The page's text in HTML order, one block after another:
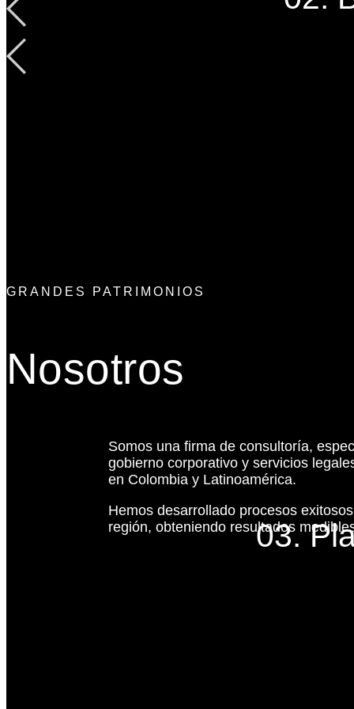
03.
GRANDES PATRIMONIOS
Nosotros
Somos una firma de consultoría,
gobierno corporativo y servicios
en Colombia y Latinoamérica.
Hemos desarrollado procesos
región, obteniendo resultados